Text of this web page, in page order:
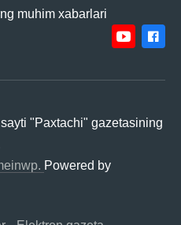
muhim xabarlari
BU
XORIJ
Telegram
youtube
BU
sayti "Paxtachi" gazetasining
Powered by